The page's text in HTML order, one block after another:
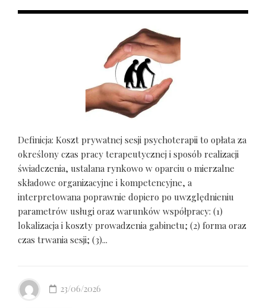
Definicja: Koszt prywatnej sesji psychoterapii to opłata za
określony czas pracy terapeutycznej i sposób realizacji
świadczenia, ustalana rynkowo w oparciu o mierzalne
składowe organizacyjne i kompetencyjne, a
interpretowana poprawnie dopiero po uwzględnieniu
parametrów usługi oraz warunków współpracy: (1)
lokalizacja i koszty prowadzenia gabinetu; (2) forma oraz
czas trwania sesji; (3)...
23/06/2026